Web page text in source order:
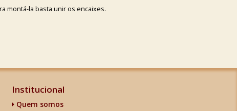
montá-la basta unir os encaixes.
Institucional
Quem somos